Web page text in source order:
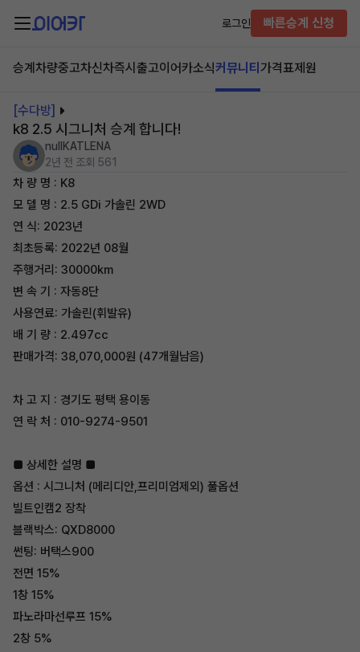
로그인 빠른승계 신청
승계차량중고차신차즉시출고이어카소식커뮤니티 가격표제원
[수다방]
k8 2.5 시그니처 승계 합니다!
nullKATLENA
2년 전 조회 561
차 량 명 : K8
모 델 명 : 2.5 GDi 가솔린 2WD
연 식: 2023년
최초등록: 2022년 08월
주행거리: 30000km
변 속 기 : 자동8단
사용연료: 가솔린(휘발유)
배 기 량 : 2.497cc
판매가격: 38,070,000원 (47개월남음)
차 고 지 : 경기도 평택 용이동
연 락 처 : 010-9274-9501
■ 상세한 설명 ■
옵션 : 시그니처 (메리디안,프리미엄제외) 풀옵션
빌트인캠2 장착
블랙박스: QXD8000
썬팅: 버택스900
전면 15%
1창 15%
파노라마선루프 15%
2창 5%